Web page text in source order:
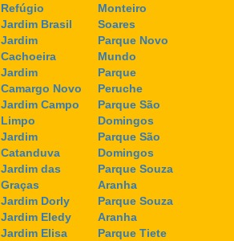
Refúgio
Jardim Brasil
Jardim
Cachoeira
Jardim
Camargo Novo
Jardim Campo
Limpo
Jardim
Catanduva
Jardim das
Graças
Jardim Dorly
Jardim Eledy
Jardim Elisa
Monteiro
Soares
Parque Novo
Mundo
Parque
Peruche
Parque São
Domingos
Parque São
Domingos
Parque Souza
Aranha
Parque Souza
Aranha
Parque Tiete